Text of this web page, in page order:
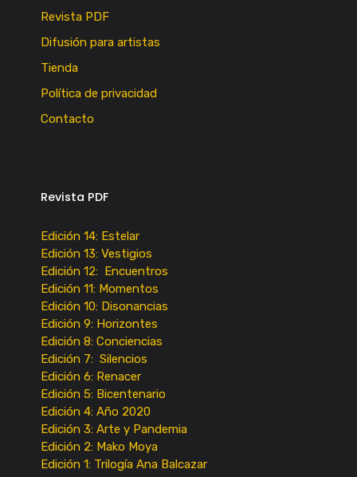
Revista PDF
Difusión para artistas
Tienda
Política de privacidad
Contacto
Revista PDF
Edición 14: Estelar
Edición 13: Vestigios
Edición 12: Encuentros
Edición 11: Momentos
Edición 10: Disonancias
Edición 9: Horizontes
Edición 8: Conciencias
Edición 7: Silencios
Edición 6: Renacer
Edición 5: Bicentenario
Edición 4: Año 2020
Edición 3: Arte y Pandemia
Edición 2: Mako Moya
Edición 1: Trilogía Ana Balcazar